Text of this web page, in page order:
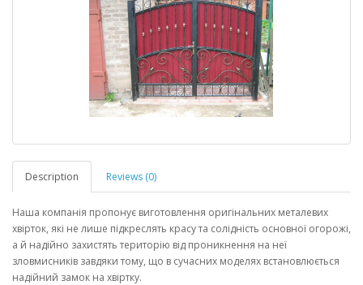
Description Reviews (0)
Наша компанія пропонує виготовлення оригінальних металевих
хвірток, які не лише підкреслять красу та солідність основної огорожі,
а й надійно захистять територію від проникнення на неї
зловмисників завдяки тому, що в сучасних моделях встановлюється
надійний замок на хвіртку.